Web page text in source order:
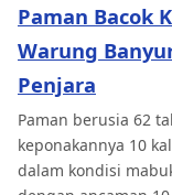
Paman Bacok
Warung
Penjara
Paman berusia 62
keponakannya 10
dalam kondisi